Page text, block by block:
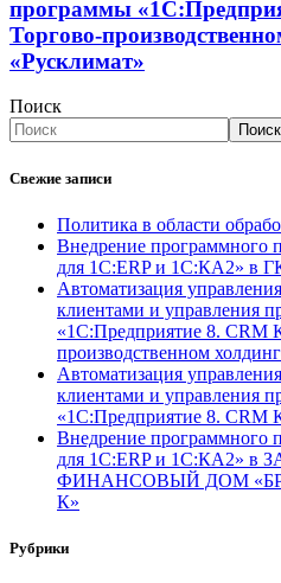
программы
Торгово-
«Русклимат»
Поиск
Поиск
Свежие записи
Политика в области
Внедрение программного
для 1С:ERP и 1С:КА2» в
Автоматизация
клиентами и управления
«1С:Предприятие 8. CRM
производственном
Автоматизация
клиентами и управления
«1С:Предприятие 8.
Внедрение программного
для 1С:ERP и 1С:КА2» в
ФИНАНСОВЫЙ ДОМ
К»
Рубрики